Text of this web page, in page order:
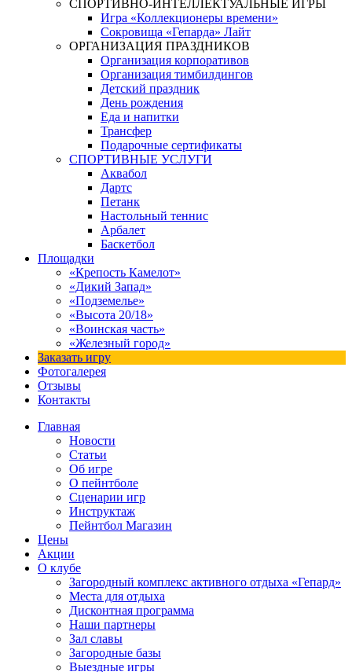
СПОРТИВНО-ИНТЕЛЛЕКТУАЛЬНЫЕ ИГРЫ
Игра «Коллекционеры времени»
Сокровища «Гепарда» Лайт
ОРГАНИЗАЦИЯ ПРАЗДНИКОВ
Организация корпоративов
Организация тимбилдингов
Детский праздник
День рождения
Еда и напитки
Трансфер
Подарочные сертификаты
СПОРТИВНЫЕ УСЛУГИ
Аквабол
Дартс
Петанк
Настольный теннис
Арбалет
Баскетбол
Площадки
«Крепость Камелот»
«Дикий Запад»
«Подземелье»
«Высота 20/18»
«Воинская часть»
«Железный город»
Заказать игру
Фотогалерея
Отзывы
Контакты
Главная
Новости
Статьи
Об игре
О пейнтболе
Сценарии игр
Инструктаж
Пейнтбол Магазин
Цены
Акции
О клубе
Загородный комплекс активного отдыха «Гепард»
Места для отдыха
Дисконтная программа
Наши партнеры
Зал славы
Загородные базы
Выездные игры